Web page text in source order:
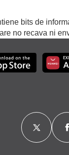
bits de
no recava ni